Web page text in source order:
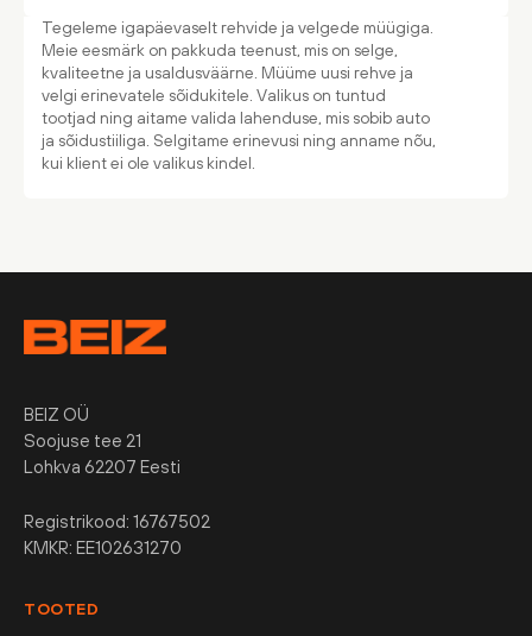
Tegeleme igapäevaselt rehvide ja velgede müügiga.
Meie eesmärk on pakkuda teenust, mis on selge,
kvaliteetne ja usaldusväärne. Müüme uusi rehve ja
velgi erinevatele sõidukitele. Valikus on tuntud
tootjad ning aitame valida lahenduse, mis sobib auto
ja sõidustiiliga. Selgitame erinevusi ning anname nõu,
kui klient ei ole valikus kindel.
BEIZ OÜ
Soojuse tee 21
Lohkva 62207 Eesti
Registrikood: 16767502
KMKR: EE102631270
TOOTED